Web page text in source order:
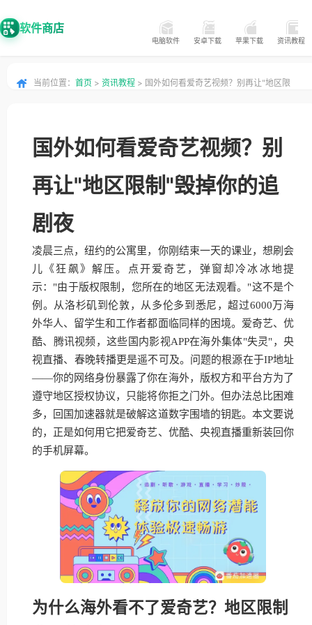
软件商店
电脑软件 安卓下载 苹果下载 资讯教程
当前位置： 首页 > 资讯教程 > 国外如何看爱奇艺视频？别再让"地区限
国外如何看爱奇艺视频？别
再让"地区限制"毁掉你的追
剧夜
凌晨三点，纽约的公寓里，你刚结束一天的课业，想刷会
儿《狂飙》解压。点开爱奇艺，弹窗却冷冰冰地提
示："由于版权限制，您所在的地区无法观看。"这不是个
例。从洛杉矶到伦敦，从多伦多到悉尼，超过6000万海
外华人、留学生和工作者都面临同样的困境。爱奇艺、优
酷、腾讯视频，这些国内影视APP在海外集体"失灵"，央
视直播、春晚转播更是遥不可及。问题的根源在于IP地址
——你的网络身份暴露了你在海外，版权方和平台方为了
遵守地区授权协议，只能将你拒之门外。但办法总比困难
多，回国加速器就是破解这道数字围墙的钥匙。本文要说
的，正是如何用它把爱奇艺、优酷、央视直播重新装回你
的手机屏幕。
为什么海外看不了爱奇艺？地区限制